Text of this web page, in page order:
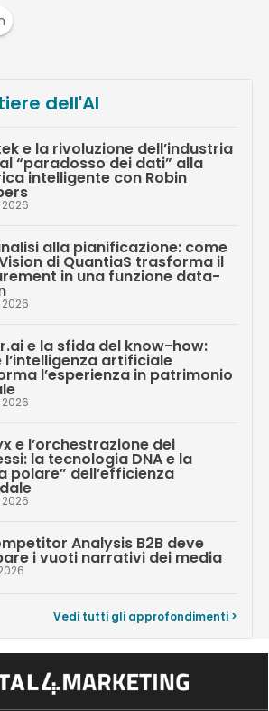
dell'AI
e la rivoluzione dell’industria
“paradosso dei dati” alla
intelligente con Robin
alla pianificazione: come
di QuantiaS trasforma il
in una funzione data-
e la sfida del know-how:
l’intelligenza artificiale
l’esperienza in patrimonio
e l’orchestrazione dei
la tecnologia DNA e la
polare” dell’efficienza
Analysis B2B deve
i vuoti narrativi dei media
Vedi tutti gli approfondimenti >